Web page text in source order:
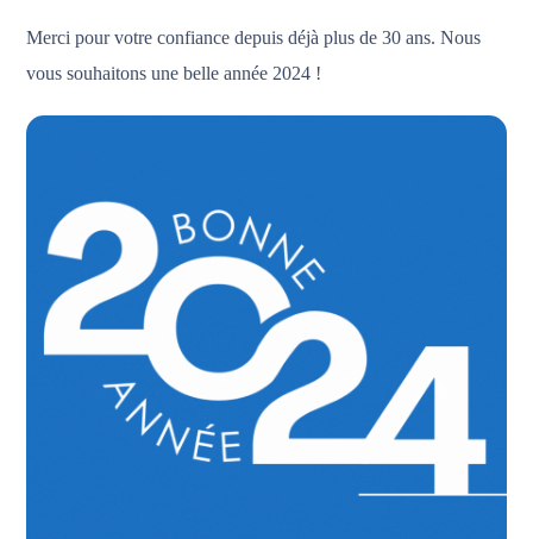
Merci pour votre confiance depuis déjà plus de 30 ans. Nous
vous souhaitons une belle année 2024 !